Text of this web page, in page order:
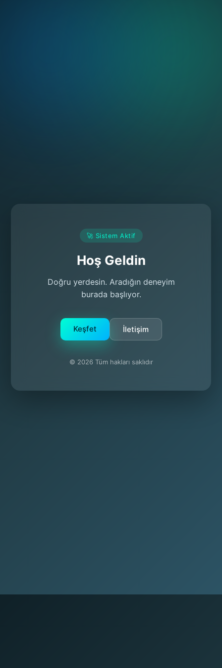
🚀 Sistem Aktif
Hoş Geldin
Doğru yerdesin. Aradığın deneyim
burada başlıyor.
Keşfet İletişim
© 2026 Tüm hakları saklıdır